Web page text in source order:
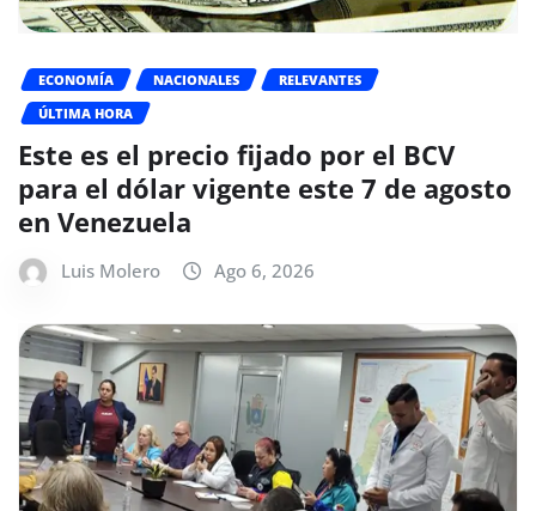
ECONOMÍA NACIONALES
RELEVANTES
ÚLTIMA HORA
Este es el precio fijado por el BCV
para el dólar vigente este 7 de agosto
en Venezuela
Luis Molero Ago 6, 2026